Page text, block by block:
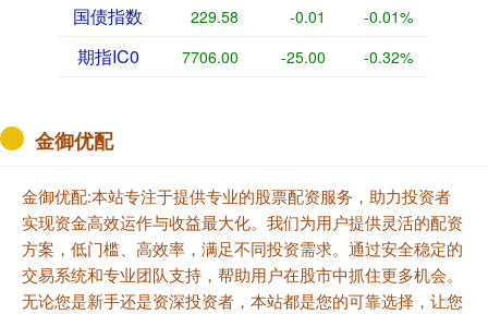
国债指数 229.58 -0.01 -0.01%
期指IC0 7706.00 -25.00 -0.32%
金御优配
金御优配:本站专注于提供专业的股票配资服务，助力投资者
实现资金高效运作与收益最大化。我们为用户提供灵活的配资
方案，低门槛、高效率，满足不同投资需求。通过安全稳定的
交易系统和专业团队支持，帮助用户在股市中抓住更多机会。
无论您是新手还是资深投资者，本站都是您的可靠选择，让您